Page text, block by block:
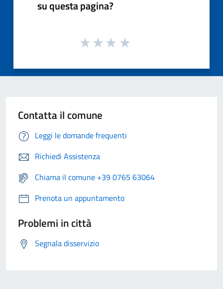
su questa pagina?
Contatta il comune
Leggi le domande frequenti
Richiedi Assistenza
Chiama il comune +39 0765 63064
Prenota un appuntamento
Problemi in città
Segnala disservizio